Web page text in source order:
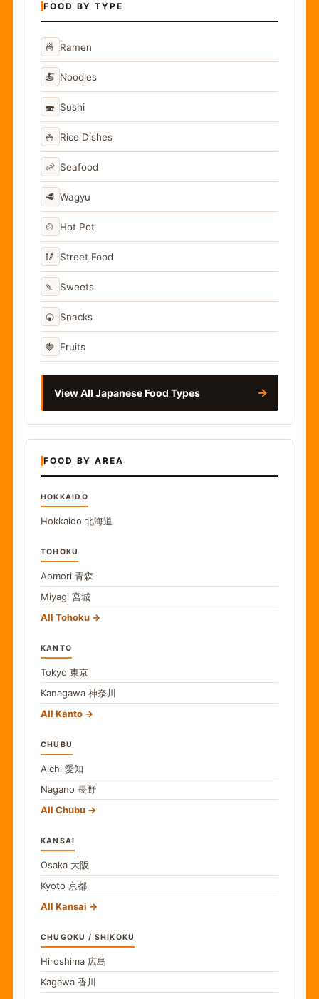
FOOD BY TYPE
🍜 Ramen
🍝 Noodles
🍣 Sushi
🍚 Rice Dishes
🦐 Seafood
🥩 Wagyu
🍲 Hot Pot
🥢 Street Food
🍡 Sweets
🍘 Snacks
🍓 Fruits
View All Japanese Food Types →
FOOD BY AREA
HOKKAIDO
Hokkaido 北海道
TOHOKU
Aomori 青森
Miyagi 宮城
All Tohoku
KANTO
Tokyo 東京
Kanagawa 神奈川
All Kanto
CHUBU
Aichi 愛知
Nagano 長野
All Chubu
KANSAI
Osaka 大阪
Kyoto 京都
All Kansai
CHUGOKU / SHIKOKU
Hiroshima 広島
Kagawa 香川